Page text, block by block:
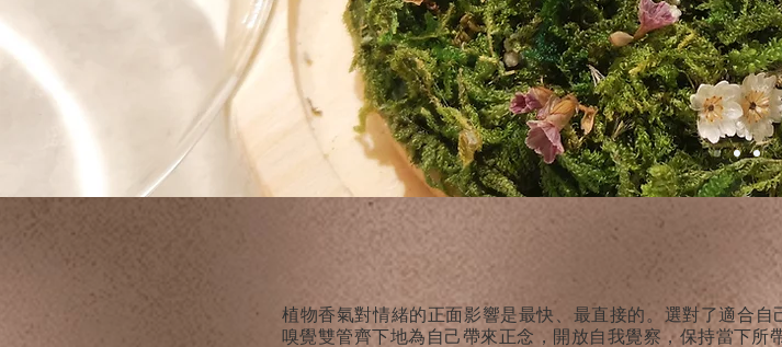
植物香氣對情緒的正面影響是最快、最直接的。選對了適合
嗅覺雙管齊下地為自己帶來正念，開放自我覺察，保持當下所